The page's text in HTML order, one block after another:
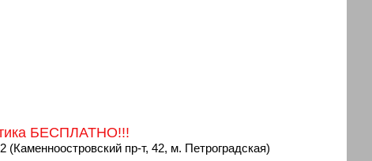
БЕСПЛАТНО!!!
(Каменноостровский пр-т, 42, м. Петроградская)